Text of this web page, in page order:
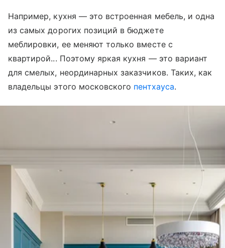
Например, кухня — это встроенная мебель, и одна
из самых дорогих позиций в бюджете
меблировки, ее меняют только вместе с
квартирой... Поэтому яркая кухня — это вариант
для смелых, неординарных заказчиков. Таких, как
владельцы этого московского пентхауса.